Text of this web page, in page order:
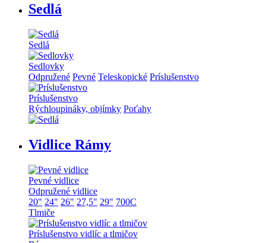
Sedlá
Sedlá
Sedlovky
Odpružené Pevné Teleskopické Príslušenstvo
Príslušenstvo
Rýchloupináky, objímky Poťahy
Vidlice Rámy
Pevné vidlice
Odpružené vidlice
20" 24" 26" 27,5" 29" 700C
Tlmiče
Príslušenstvo vidlíc a tlmičov